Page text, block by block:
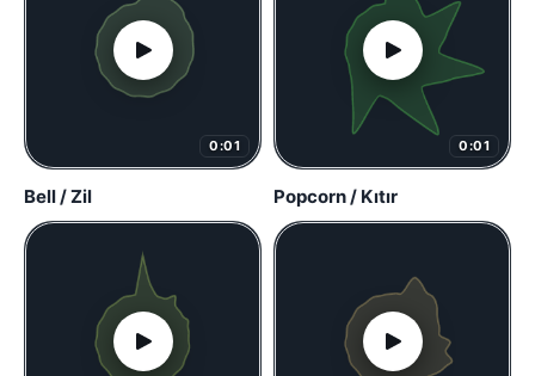
0:01
Bell / Zil
0:01
Popcorn / Kıtır